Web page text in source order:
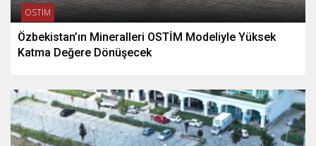
OSTİM
Özbekistan’ın Mineralleri OSTİM Modeliyle Yüksek
Katma Değere Dönüşecek